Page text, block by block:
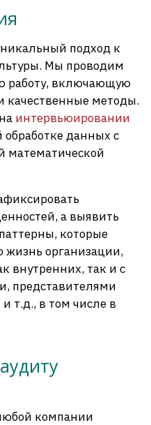
подход к
Мы проводим
работу, включающую
качественные методы.
интервьюировании
данных с
математической
а выявить
которые
организации,
внутренних, так и с
представителями
т.д., в том числе в
компании